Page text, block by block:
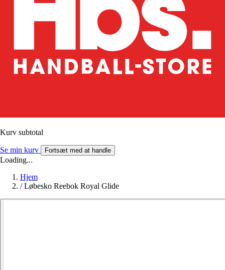
Kurv subtotal
Se min kurv Fortsæt med at handle
Loading...
Hjem
/ Løbesko Reebok Royal Glide